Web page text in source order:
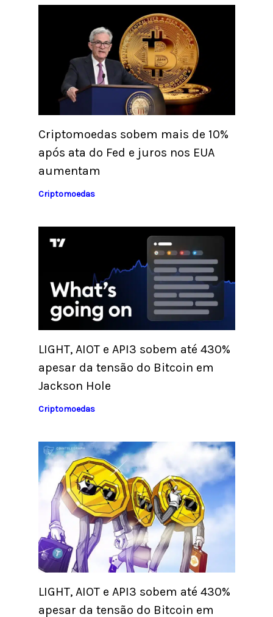
Criptomoedas sobem mais de 10%
após ata do Fed e juros nos EUA
aumentam
Criptomoedas
LIGHT, AIOT e API3 sobem até 430%
apesar da tensão do Bitcoin em
Jackson Hole
Criptomoedas
LIGHT, AIOT e API3 sobem até 430%
apesar da tensão do Bitcoin em